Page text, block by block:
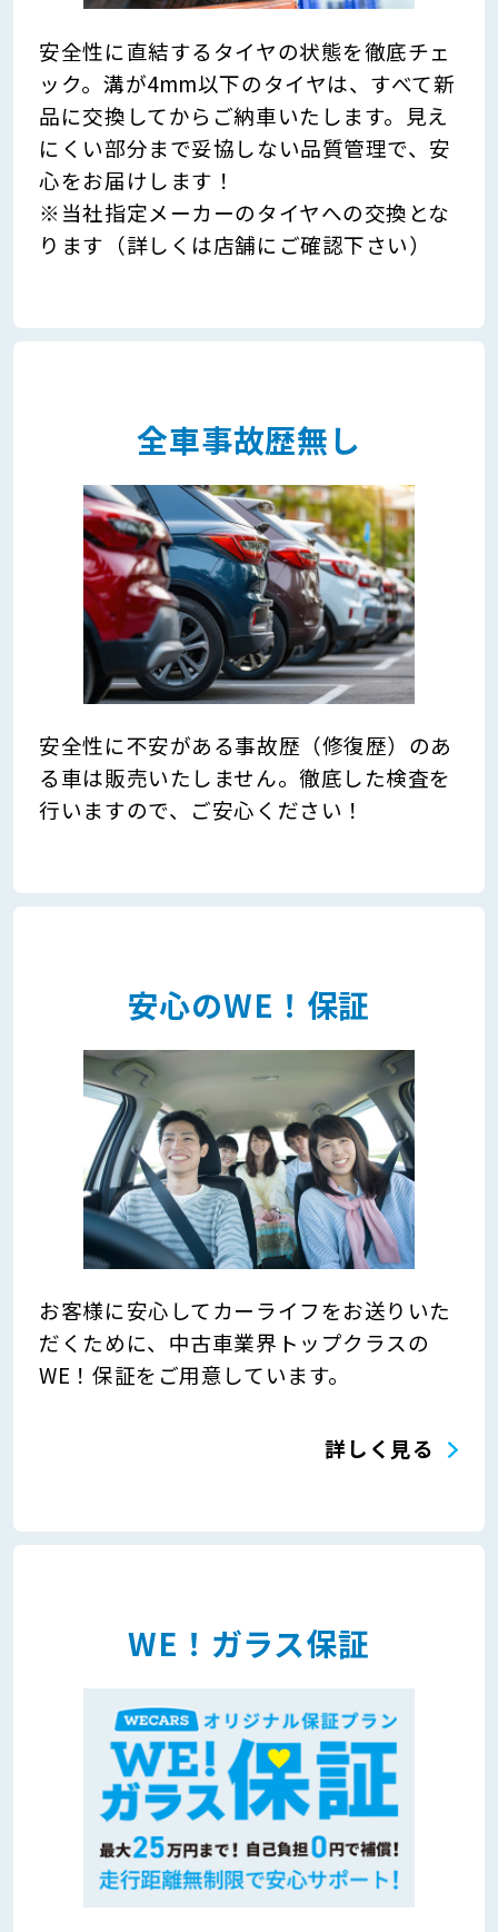
安全性に直結するタイヤの状態を徹底チェ
ック。溝が4mm以下のタイヤは、すべて新
品に交換してからご納車いたします。見え
にくい部分まで妥協しない品質管理で、安
心をお届けします！
※当社指定メーカーのタイヤへの交換とな
ります（詳しくは店舗にご確認下さい）
全車事故歴無し
安全性に不安がある事故歴（修復歴）のあ
る車は販売いたしません。徹底した検査を
行いますので、ご安心ください！
安心のWE！保証
お客様に安心してカーライフをお送りいた
だくために、中古車業界トップクラスの
WE！保証をご用意しています。
詳しく見る
WE！ガラス保証